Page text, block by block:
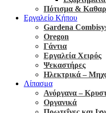
Πότισμα &
Εργαλείο Κήπου
Gardena
Oregon
Γάντια
Εργαλεία Χειρός
Ψεκαστήρες
Ηλεκτρικά –
Λίπασμα
Ανόργανα –
Οργανικά